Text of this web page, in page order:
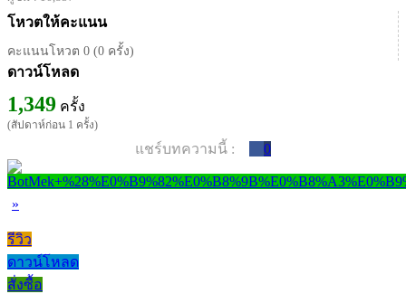
โหวตให้คะแนน
คะแนนโหวต 0 (0 ครั้ง)
ดาวน์โหลด
1,349 ครั้ง
(สัปดาห์ก่อน 1 ครั้ง)
แชร์บทความนี้ : 0
»
รีวิว
ดาวน์โหลด
สั่งซื้อ